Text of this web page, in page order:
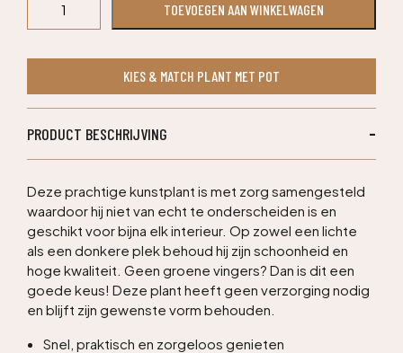
60cm
TOEVOEGEN AAN WINKELWAGEN
KIES & MATCH PLANT MET POT
PRODUCT BESCHRIJVING
Deze prachtige kunstplant is met zorg samengesteld
waardoor hij niet van echt te onderscheiden is en
geschikt voor bijna elk interieur. Op zowel een lichte
als een donkere plek behoud hij zijn schoonheid en
hoge kwaliteit. Geen groene vingers? Dan is dit een
goede keus! Deze plant heeft geen verzorging nodig
en blijft zijn gewenste vorm behouden.
Snel, praktisch en zorgeloos genieten